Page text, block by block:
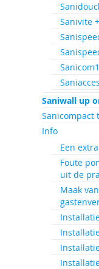
Sanivite
Saniwall up
Sanicompact
Info
Een
Foute
uit de
Maak